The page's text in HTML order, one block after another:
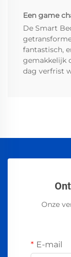
Een game
De Smart
fantastisch,
gemakkelijk
dag verfrist
Onze
E-mail